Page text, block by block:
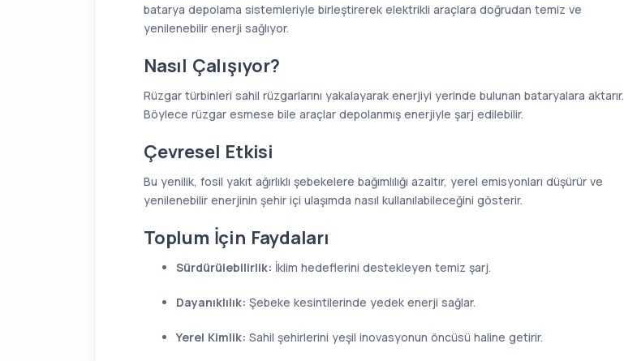
batarya depolama sistemleriyle birleştirerek elektrikli araçlara doğrudan temiz ve
yenilenebilir enerji sağlıyor.
Nasıl Çalışıyor?
Rüzgar türbinleri sahil rüzgarlarını yakalayarak enerjiyi yerinde bulunan bataryalara aktarır.
Böylece rüzgar esmese bile araçlar depolanmış enerjiyle şarj edilebilir.
Çevresel Etkisi
Bu yenilik, fosil yakıt ağırlıklı şebekelere bağımlılığı azaltır, yerel emisyonları düşürür ve
yenilenebilir enerjinin şehir içi ulaşımda nasıl kullanılabileceğini gösterir.
Toplum İçin Faydaları
Sürdürülebilirlik: İklim hedeflerini destekleyen temiz şarj.
Dayanıklılık: Şebeke kesintilerinde yedek enerji sağlar.
Yerel Kimlik: Sahil şehirlerini yeşil inovasyonun öncüsü haline getirir.